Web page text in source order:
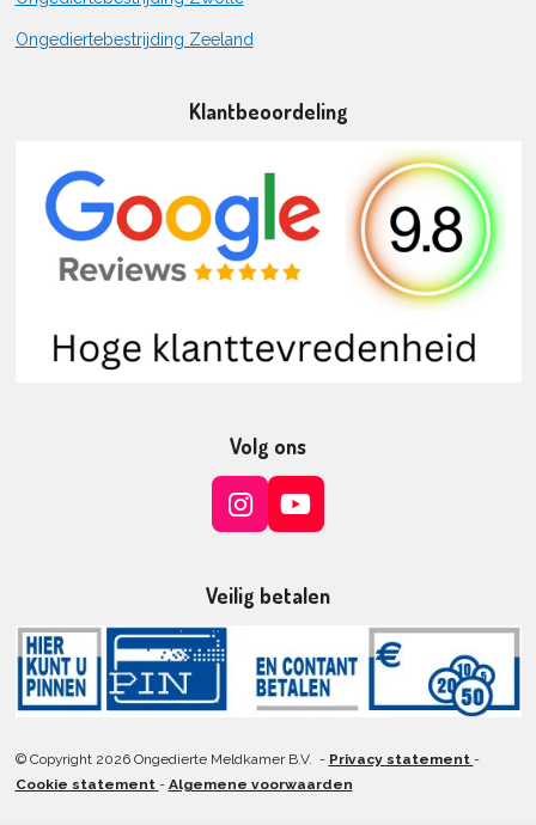
Ongediertebestrijding Zeeland
Klantbeoordeling
Volg ons
I
t
Y
T
e
Veilig betalen
© Copyright 2026 Ongedierte Meldkamer B.V. - Privacy statement -
Cookie statement - Algemene voorwaarden